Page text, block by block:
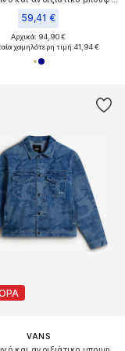
59,41 €
Αρχικά: 94,90 €
χαμηλότερη τιμή:41,94 €
VANS